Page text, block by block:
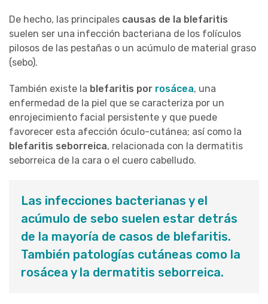
De hecho, las principales causas de la blefaritis
suelen ser una infección bacteriana de los folículos
pilosos de las pestañas o un acúmulo de material graso
(sebo).
También existe la blefaritis por rosácea, una
enfermedad de la piel que se caracteriza por un
enrojecimiento facial persistente y que puede
favorecer esta afección óculo-cutánea; así como la
blefaritis seborreica, relacionada con la dermatitis
seborreica de la cara o el cuero cabelludo.
Las infecciones bacterianas y el
acúmulo de sebo suelen estar detrás
de la mayoría de casos de blefaritis.
También patologías cutáneas como la
rosácea y la dermatitis seborreica.